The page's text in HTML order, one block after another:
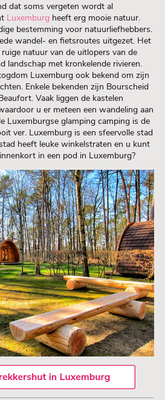
dat soms vergeten wordt al
Luxemburg heeft erg mooie natuur.
bestemming voor natuurliefhebbers.
wandel- en fietsroutes uitgezet. Het
natuur van de uitlopers van de
landschap met kronkelende rivieren.
Luxemburg ook bekend om zijn
Enkele bekenden zijn Bourscheid
Vaak liggen de kastelen
u er meteen een wandeling aan
Luxemburgse glamping camping is de
ver. Luxemburg is een sfeervolle stad
heeft leuke winkelstraten en u kunt
in een pod in Luxemburg?